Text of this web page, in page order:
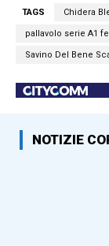
TAGS Chidera
pallavolo serie A1
Savino Del Bene
NOTIZIE